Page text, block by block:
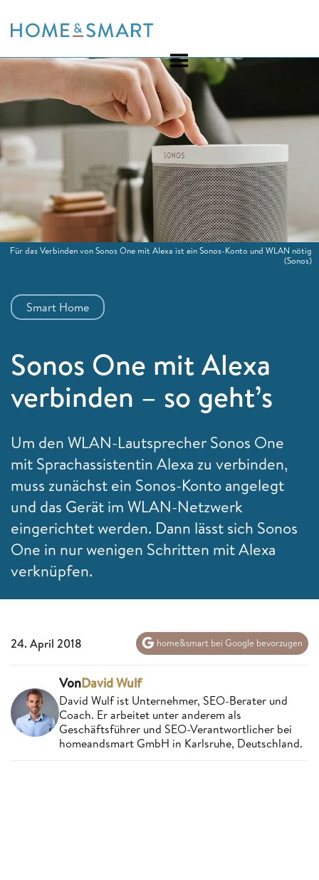
to
Smart Home
Sonos One mit Alexa
verbinden – so geht’s
Um den WLAN-Lautsprecher Sonos One
mit Sprachassistentin Alexa zu verbinden,
muss zunächst ein Sonos-Konto angelegt
und das Gerät im WLAN-Netzwerk
eingerichtet werden. Dann lässt sich Sonos
One in nur wenigen Schritten mit Alexa
verknüpfen.
Für das Verbinden von Sonos One mit Alexa ist ein Sonos-Konto und WLAN nötig
(Sonos)
24. April 2018 home&smart bei Google bevorzugen
VonDavid Wulf
David Wulf ist Unternehmer, SEO-Berater und
Coach. Er arbeitet unter anderem als
Geschäftsführer und SEO-Verantwortlicher bei
homeandsmart GmbH in Karlsruhe, Deutschland.